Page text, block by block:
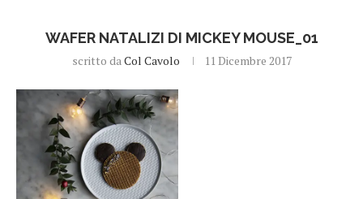
WAFER NATALIZI DI MICKEY MOUSE_01
scritto daCol Cavolo 11 Dicembre 2017